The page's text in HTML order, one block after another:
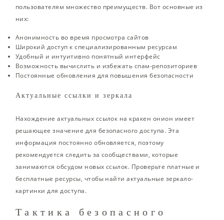
пользователям множество преимуществ. Вот основные из
них:
Анонимность во время просмотра сайтов
Широкий доступ к специализированным ресурсам
Удобный и интуитивно понятный интерфейс
Возможность вычислить и избежать спам-репозиториев
Постоянные обновления для повышения безопасности
Актуальные ссылки и зеркала
Нахождение актуальных ссылок на кракен онион имеет
решающее значение для безопасного доступа. Эта
информация постоянно обновляется, поэтому
рекомендуется следить за сообществами, которые
занимаются обсудом новых ссылок. Проверьте платные и
бесплатные ресурсы, чтобы найти актуальные зеркало-
картинки для доступа.
Тактика безопасного